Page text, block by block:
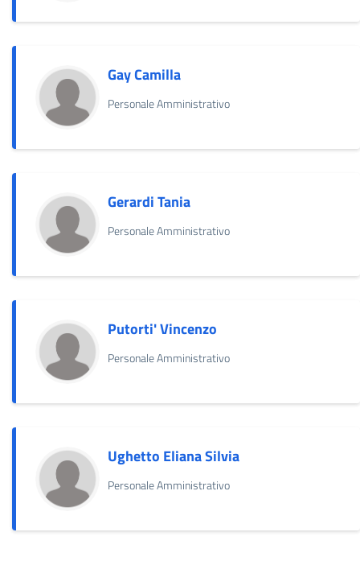
Gay Camilla
Personale Amministrativo
Gerardi Tania
Personale Amministrativo
Putorti' Vincenzo
Personale Amministrativo
Ughetto Eliana Silvia
Personale Amministrativo